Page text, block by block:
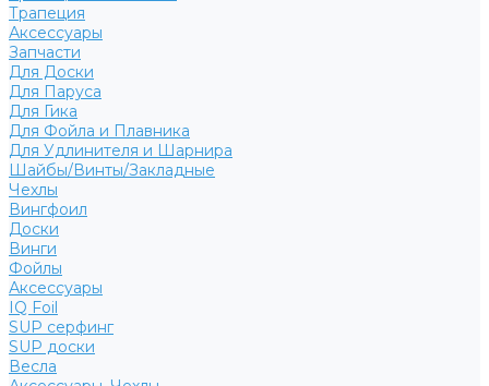
Трапеция
Аксессуары
Запчасти
Для Доски
Для Паруса
Для Гика
Для Фойла и Плавника
Для Удлинителя и Шарнира
Шайбы/Винты/Закладные
Чехлы
Вингфоил
Доски
Винги
Фойлы
Аксессуары
IQ Foil
SUP серфинг
SUP доски
Весла